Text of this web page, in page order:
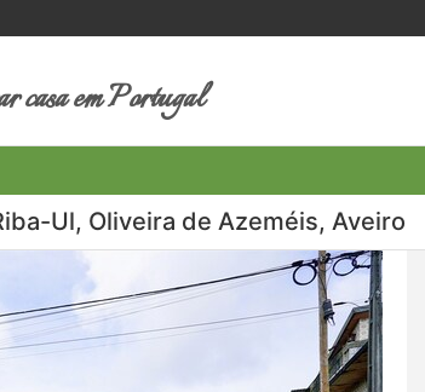
casa em Portugal
Ul, Oliveira de Azeméis, Aveiro